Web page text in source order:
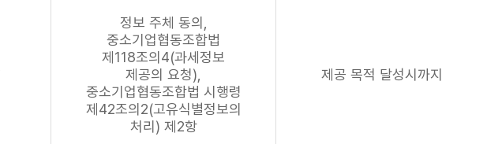
정보 주체 동의,
중소기업협동조합법
제118조의4(과세정보
제공의 요청),
중소기업협동조합법 시행령
제42조의2(고유식별정보의
처리) 제2항
제공 목적 달성시까지